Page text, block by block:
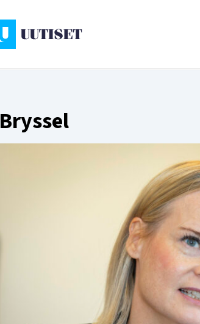
Bryssel